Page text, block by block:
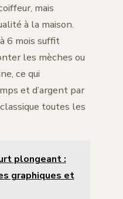
mais
à la maison.
6 mois suffit
les mèches ou
ce qui
et d’argent par
toutes les
plongeant :
graphiques et